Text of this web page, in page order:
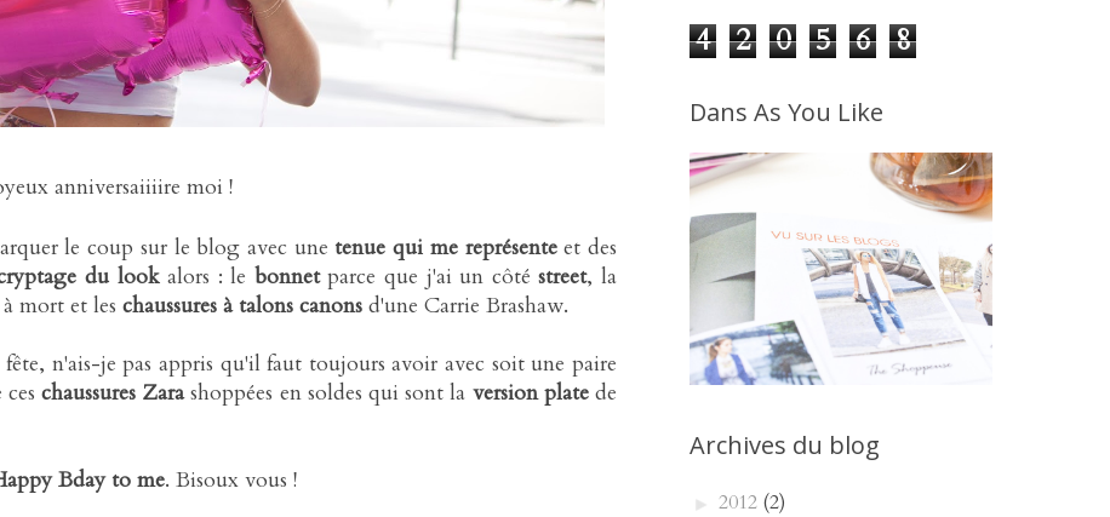
anniversaiiiire moi !
le coup sur le blog avec unetenue qui me représenteet des
du lookalors : le bonnetparce que j'ai un côtéstreet, la
à mort et les chaussures à talons canons d'une Carrie Brashaw.
n'ais-je pas appris qu'il faut toujours avoir avec soit une paire
chaussures Zarashoppées en soldes qui sont la version platede
Bday to me. Bisoux vous !
4 2 0 5 6 8
Dans As You Like
Archives du blog
► 2012 (2)